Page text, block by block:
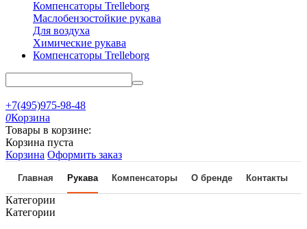
Компенсаторы Trelleborg
Маслобензостойкие рукава
Для воздуха
Химические рукава
Компенсаторы Trelleborg
+7(495)975-98-48
0Корзина
Товары в корзине:
Корзина пуста
Корзина Оформить заказ
Главная Рукава Компенсаторы О бренде Контакты
Категории
Категории